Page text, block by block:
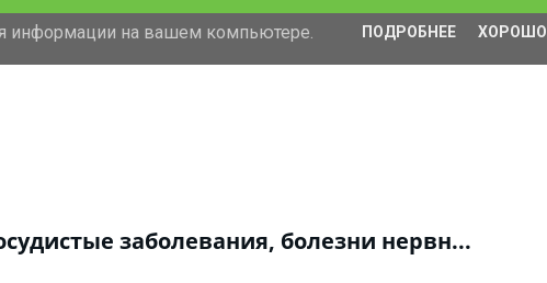
заболевания, болезни нервн...
информации на вашем компьютере. ПОДРОБНЕЕ ХОРОШО